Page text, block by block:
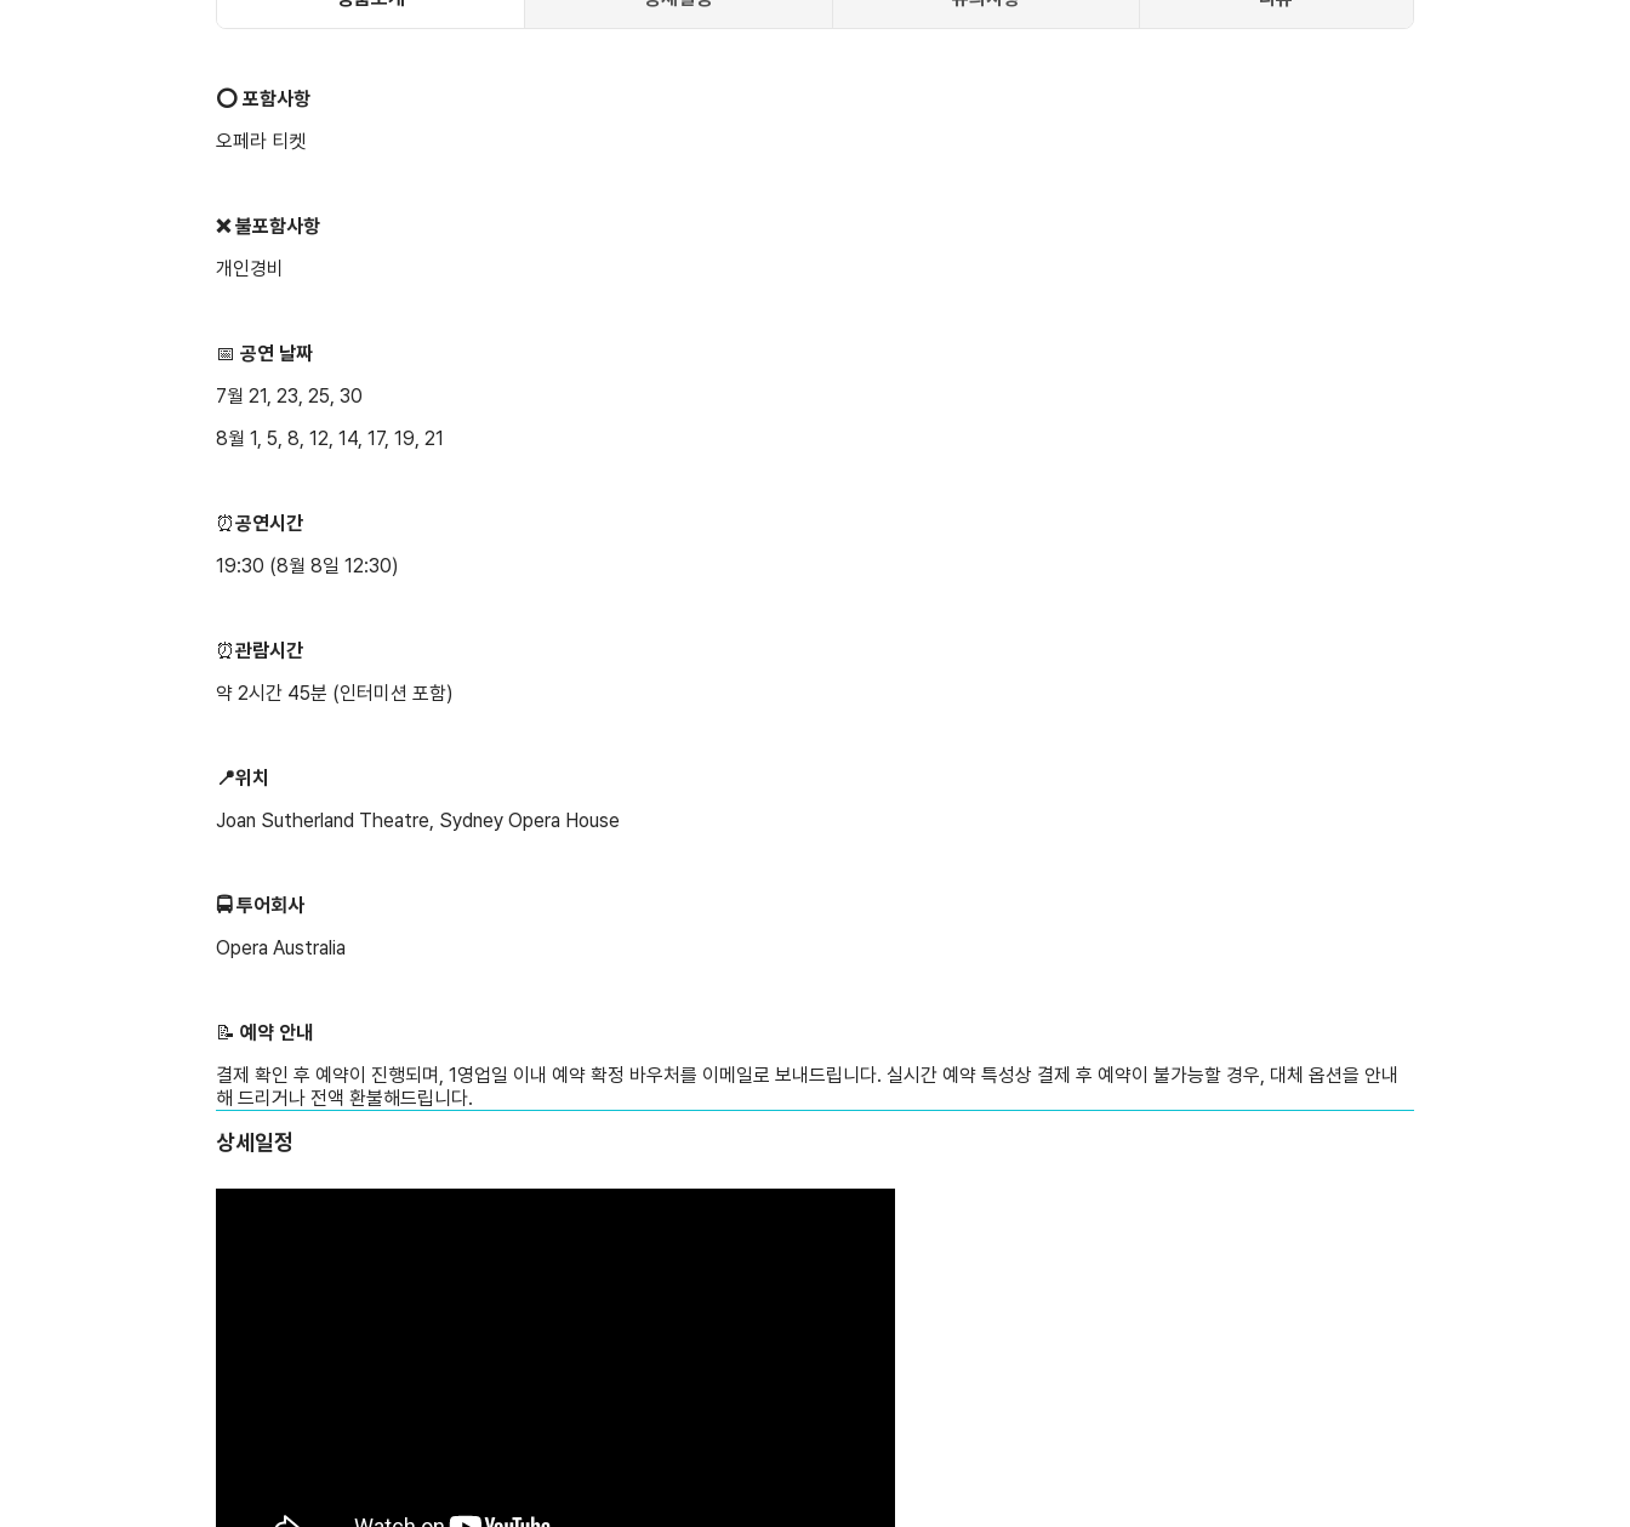
⭕️ 포함사항
오페라 티켓
❌ 불포함사항
개인경비
📅공연 날짜
7월 21, 23, 25, 30
8월 1, 5, 8, 12, 14, 17, 19, 21
⏰공연시간
19:30 (8월 8일 12:30)
⏰관람시간
약 2시간 45분 (인터미션 포함)
📍위치
Joan Sutherland Theatre, Sydney Opera House
🚍 투어회사
Opera Australia
📝 ️예약 안내
결제 확인 후 예약이 진행되며, 1영업일 이내 예약 확정 바우처를 이메일로 보내드립니다. 실시간 예약 특성상 결제 후 예약이 불가능할 경우, 대체 옵션을 안내
해 드리거나 전액 환불해드립니다.
상세일정